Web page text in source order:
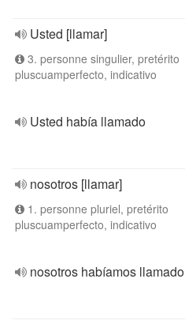
Usted [llamar]
3. personne singulier, pretérito
pluscuamperfecto, indicativo
Usted había llamado
nosotros [llamar]
1. personne pluriel, pretérito
pluscuamperfecto, indicativo
nosotros habíamos llamado